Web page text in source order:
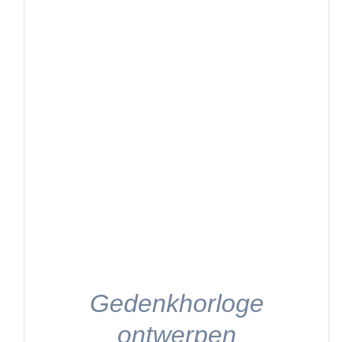
Gedenkhorloge
ontwerpen